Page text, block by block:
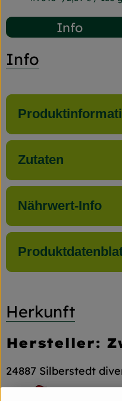
Info
Info
Zutaten
Nährwert-Info
Herkunft
Hersteller:
24887 Silberstedt